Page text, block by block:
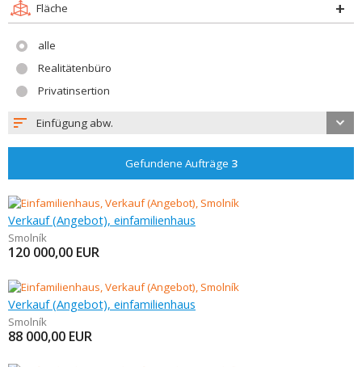
Fläche
alle
Realitätenbüro
Privatinsertion
Einfügung abw.
Gefundene Aufträge 3
Verkauf (Angebot), einfamilienhaus
Smolník
120 000,00 EUR
Verkauf (Angebot), einfamilienhaus
Smolník
88 000,00 EUR